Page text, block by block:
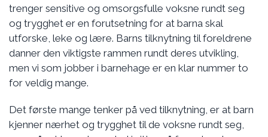
trenger sensitive og omsorgsfulle voksne rundt seg
og trygghet er en forutsetning for at barna skal
utforske, leke og lære. Barns tilknytning til foreldrene
danner den viktigste rammen rundt deres utvikling,
men vi som jobber i barnehage er en klar nummer to
for veldig mange.
Det første mange tenker på ved tilknytning, er at barn
kjenner nærhet og trygghet til de voksne rundt seg,